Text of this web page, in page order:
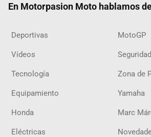
En Motorpasion Moto hablamos
Deportivas MotoGP
Vídeos Seguridad
Tecnología Zona de
Equipamiento Yamaha
Honda Marc
Eléctricas